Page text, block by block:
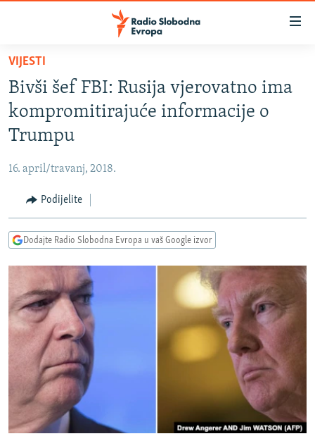
Pređite
glavni
sadržaj
Pređite
na
glavnu
navigaciju
Pređite
na
pretragu
SRBIJA
CRNA GORA
VIZUELNO
INFOGRAFIKE
RAT U UKRAJINI
KINA NA BALKANU
RSE PRIČE IZ SVIJETA
ISPRIČAJ MI
DNEVNO@RSE
SPECIJALI RSE
VIŠE OD NASLOVA
GENOCID U SREBRENICI
PRATITE NAS
VIJESTI
Bivši šef FBI: Rusija vjerovatno ima
kompromitirajuće informacije o
Trumpu
16. april/travanj, 2018.
Podijelite
Dodajte Radio Slobodna Evropa u vaš Google izvor